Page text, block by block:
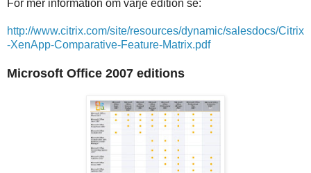
För mer information om varje edition se:
http://www.citrix.com/site/resources/dynamic/salesdocs/Citrix
-XenApp-Comparative-Feature-Matrix.pdf
Microsoft Office 2007 editions